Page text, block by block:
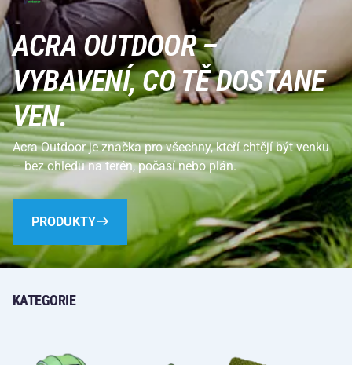
ACRA OUTDOOR –
VYBAVENÍ, CO TĚ DOSTANE
VEN.
Acra Outdoor je značka pro všechny, kteří chtějí být venku
– bez ohledu na terén, počasí nebo plán.
PRODUKTY
KATEGORIE